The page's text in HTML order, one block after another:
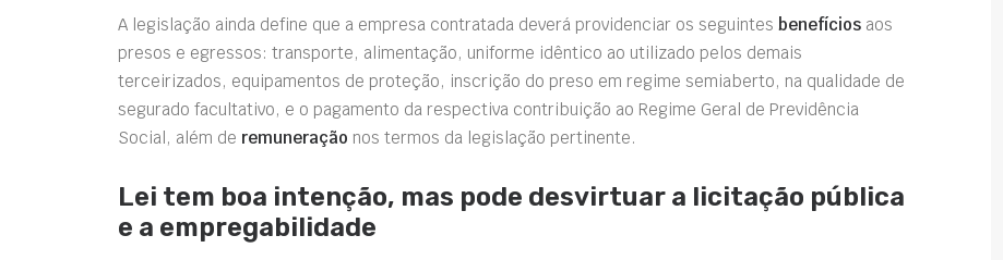
A legislação ainda define que a empresa contratada deverá providenciar os seguintes benefícios aos
presos e egressos: transporte, alimentação, uniforme idêntico ao utilizado pelos demais
terceirizados, equipamentos de proteção, inscrição do preso em regime semiaberto, na qualidade de
segurado facultativo, e o pagamento da respectiva contribuição ao Regime Geral de Previdência
Social, além de remuneração nos termos da legislação pertinente.
Lei tem boa intenção, mas pode desvirtuar a licitação pública
e a empregabilidade